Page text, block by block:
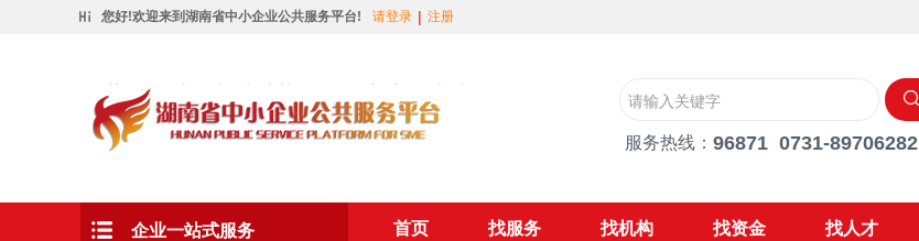
您好!欢迎来到湖南省中小企业公共服务平台! 请登录 | 注册
服务热线：96871 0731-89706282
企业一站式服务 首页 找服务 找机构 找资金 找人才